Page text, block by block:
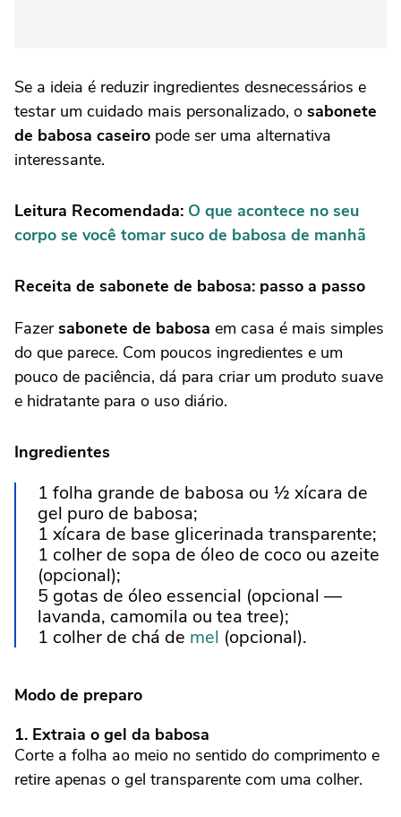
Se a ideia é reduzir ingredientes desnecessários e
testar um cuidado mais personalizado, o sabonete
de babosa caseiro pode ser uma alternativa
interessante.
Leitura Recomendada: O que acontece no seu
corpo se você tomar suco de babosa de manhã
Receita de sabonete de babosa: passo a passo
Fazersabonete de babosa em casa é mais simples
do que parece. Com poucos ingredientes e um
pouco de paciência, dá para criar um produto suave
e hidratante para o uso diário.
Ingredientes
1 folha grande de babosa ou ½ xícara de
gel puro de babosa;
1 xícara de base glicerinada transparente;
1 colher de sopa de óleo de coco ou azeite
(opcional);
5 gotas de óleo essencial (opcional —
lavanda, camomila ou tea tree);
1 colher de chá de mel (opcional).
Modo de preparo
1. Extraia o gel da babosa
Corte a folha ao meio no sentido do comprimento e
retire apenas o gel transparente com uma colher.